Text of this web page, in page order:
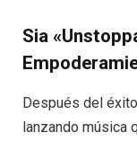
Sia
Después del
lanzando música